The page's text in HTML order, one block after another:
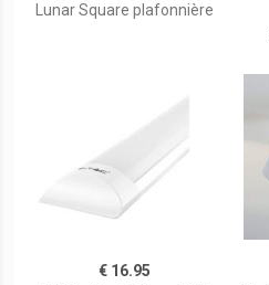
Lunar Square plafonnière
€ 16.95